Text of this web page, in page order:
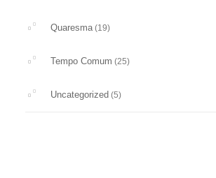
Quaresma (19)
Tempo Comum (25)
Uncategorized (5)